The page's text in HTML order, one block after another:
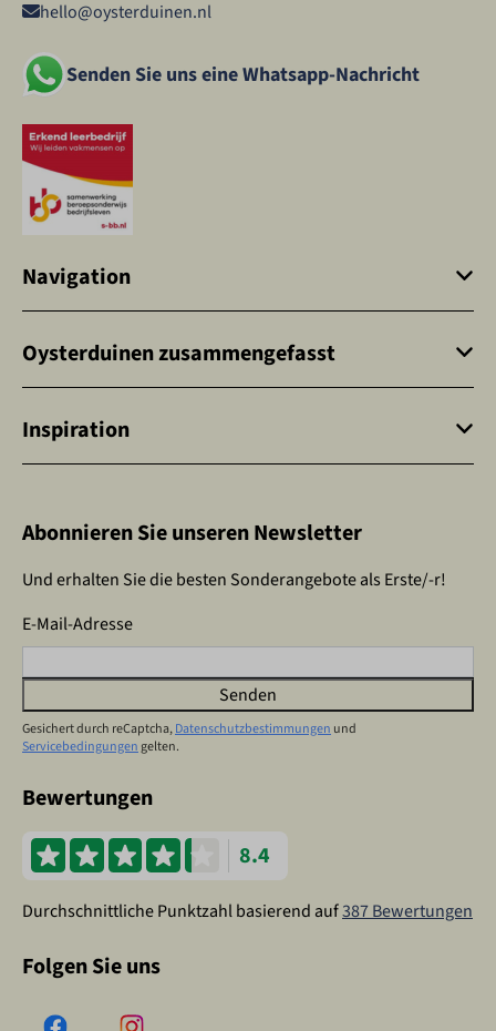
hello@oysterduinen.nl
Senden Sie uns eine Whatsapp-Nachricht
Navigation
Oysterduinen zusammengefasst
Inspiration
Abonnieren Sie unseren Newsletter
Und erhalten Sie die besten Sonderangebote als Erste/-r!
E-Mail-Adresse
Senden
Gesichert durch reCaptcha,Datenschutzbestimmungen und
Servicebedingungengelten.
Bewertungen
8.4
Durchschnittliche Punktzahl basierend auf387 Bewertungen
Folgen Sie uns